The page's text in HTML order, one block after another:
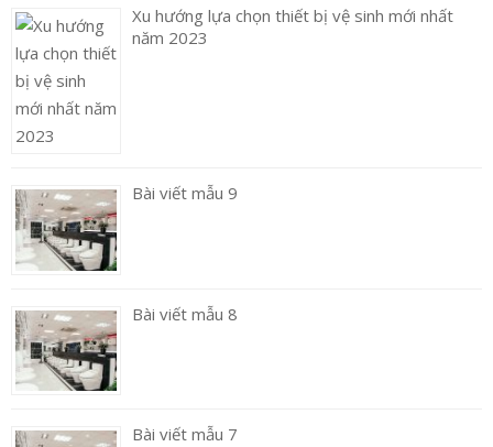
Xu hướng lựa chọn thiết bị vệ sinh mới nhất
năm 2023
Bài viết mẫu 9
Bài viết mẫu 8
Bài viết mẫu 7